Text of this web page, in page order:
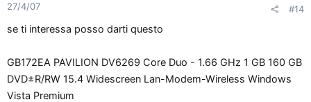
27/4/07 #14
se ti interessa posso darti questo
GB172EA PAVILION DV6269 Core Duo - 1.66 GHz 1 GB 160 GB
DVD±R/RW 15.4 Widescreen Lan-Modem-Wireless Windows
Vista Premium